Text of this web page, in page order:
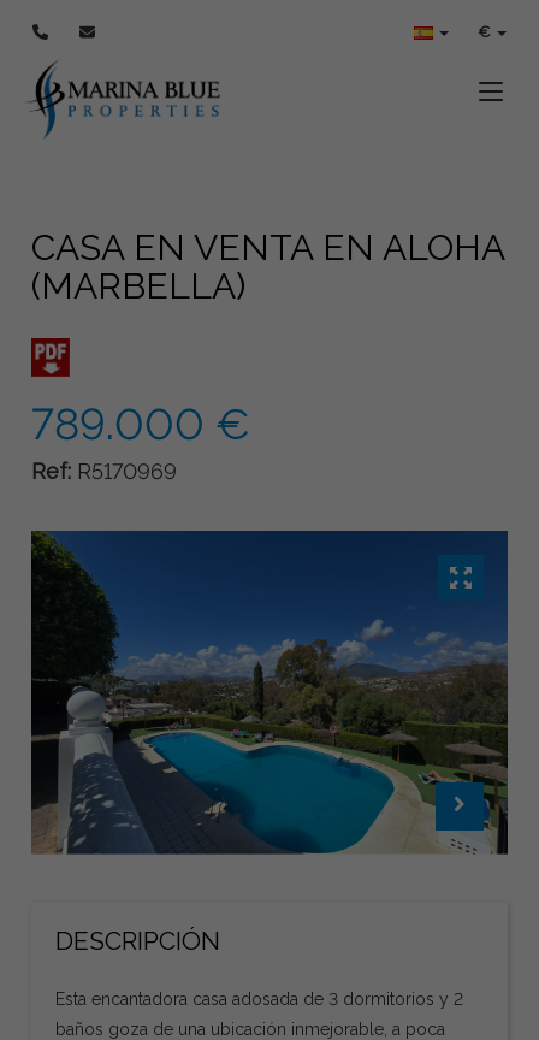
€
CASA EN VENTA EN ALOHA
(MARBELLA)
789.000 €
Ref: R5170969
DESCRIPCIÓN
Esta encantadora casa adosada de 3 dormitorios y 2
baños goza de una ubicación inmejorable, a poca